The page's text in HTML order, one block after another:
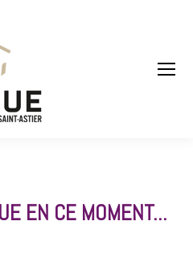
EN CE MOMENT...